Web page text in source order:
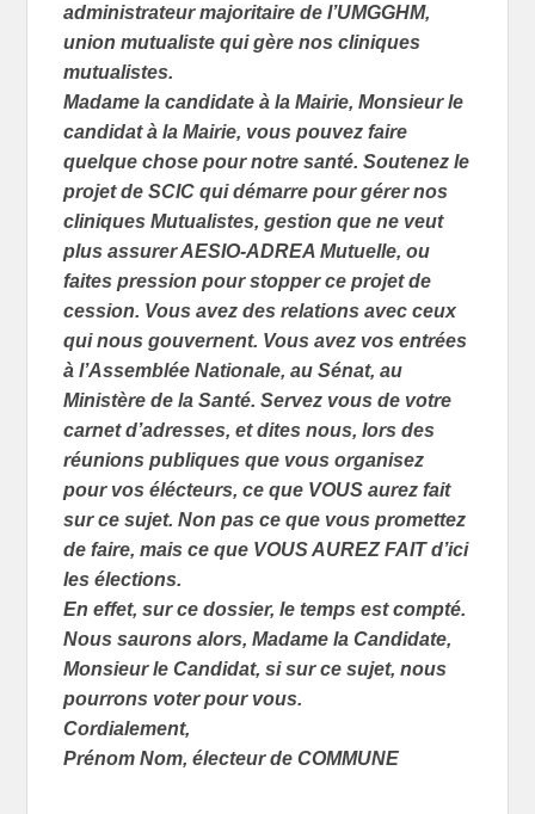
administrateur majoritaire de l’UMGGHM,
union mutualiste qui gère nos cliniques
mutualistes.
Madame la candidate à la Mairie, Monsieur le
candidat à la Mairie, vous pouvez faire
quelque chose pour notre santé. Soutenez le
projet de SCIC qui démarre pour gérer nos
cliniques Mutualistes, gestion que ne veut
plus assurer AESIO-ADREA Mutuelle, ou
faites pression pour stopper ce projet de
cession. Vous avez des relations avec ceux
qui nous gouvernent. Vous avez vos entrées
à l’Assemblée Nationale, au Sénat, au
Ministère de la Santé. Servez vous de votre
carnet d’adresses, et dites nous, lors des
réunions publiques que vous organisez
pour vos élécteurs, ce que VOUS aurez fait
sur ce sujet. Non pas ce que vous promettez
de faire, mais ce que VOUS AUREZ FAIT d’ici
les élections.
En effet, sur ce dossier, le temps est compté.
Nous saurons alors, Madame la Candidate,
Monsieur le Candidat, si sur ce sujet, nous
pourrons voter pour vous.
Cordialement,
Prénom Nom, électeur de COMMUNE